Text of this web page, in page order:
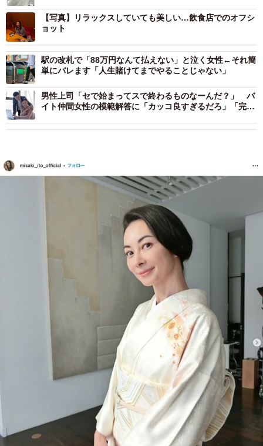
【写真】リラックスしていても美しい…飲食店でのオフシ
ョット
駅の改札で「88万円なんて払えない」と泣く女性←それ簡
単にバレます「人生賭けてまでやることじゃない」
男性上司「セで始まってスで終わるものなーんだ？」 バ
イト仲間女性の模範解答に「カッコ良すぎるだろ」「完璧